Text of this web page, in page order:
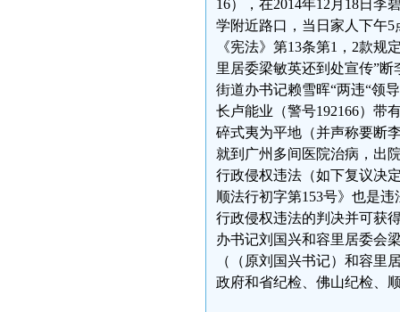
16），在2014年12月18日
学附近路口，当日家人下午
《宪法》第13条第1，2款
里居委梁敏英还到处宣传”断
街道办书记赖雪晖“两违“领
长卢能业（警号192166）带
碎式夷为平地（并声称要断
就到广州多间医院治病，出
行政侵权违法（如下复议决
顺法行初字第153号》也是
行政侵权违法的判决并可获
办书记刘国兴和容里居委会
（（原刘国兴书记）和容里
政府和省纪检、佛山纪检、